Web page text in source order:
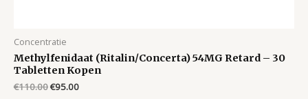
Concentratie
Methylfenidaat (Ritalin/Concerta) 54MG Retard – 30
Tabletten Kopen
€110.00Original
€95.00Current